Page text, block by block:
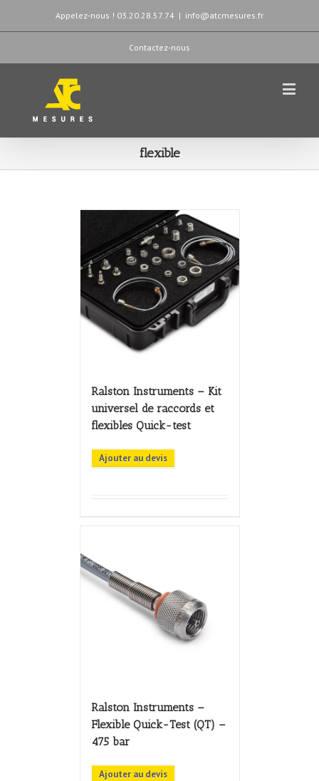
Appelez-nous ! 03.20.28.57.74 | info@atcmesures.fr
Contactez-nous
flexible
Ralston Instruments – Kit
universel de raccords et
flexibles Quick-test
Ajouter au devis
Ralston Instruments –
Flexible Quick-Test (QT) –
475 bar
Ajouter au devis